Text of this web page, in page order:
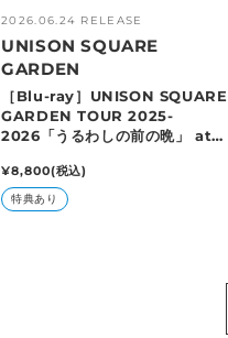
2026.06.24 RELEASE
売
元:
UNISON SQUARE
GARDEN
［Blu-ray］UNISON SQUARE
GARDEN TOUR 2025-
2026「うるわしの前の晩」 at
2026.02.10
通
常
価
¥8,800(税込)
特典あり